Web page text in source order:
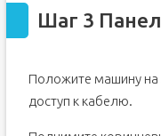
Шаг 3
Положите машину на
доступ к кабелю.